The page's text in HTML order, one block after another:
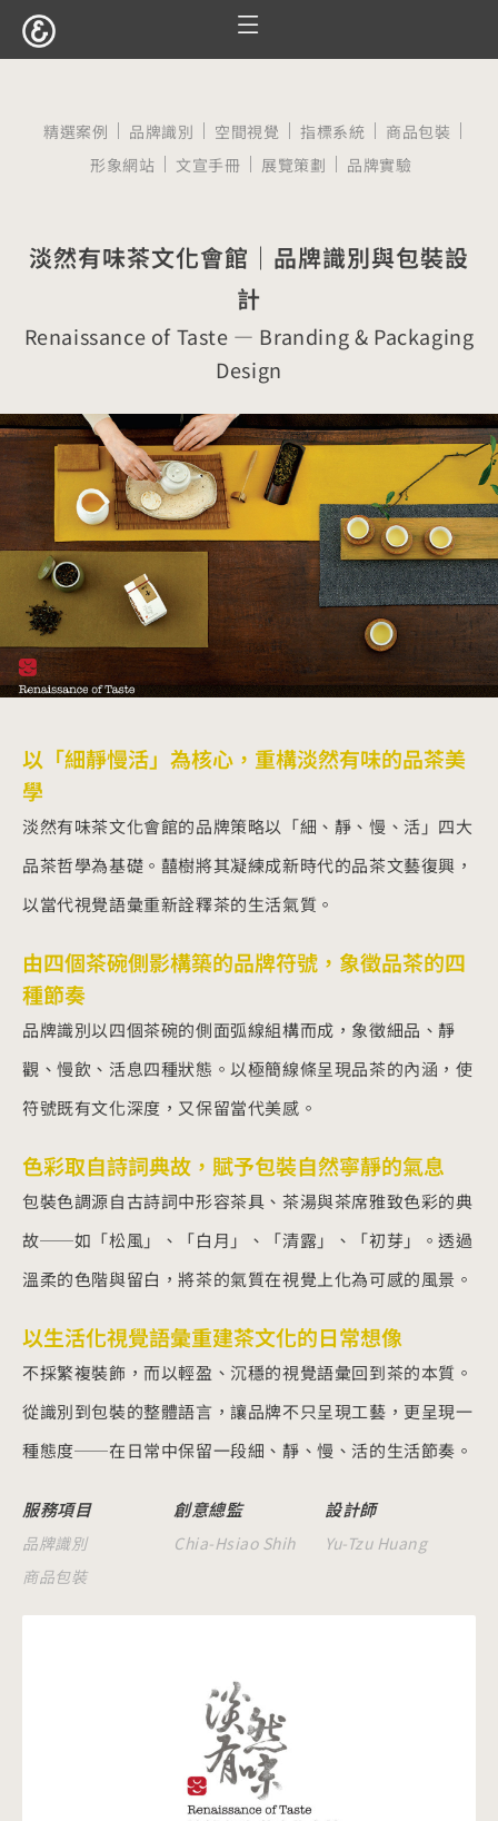
精選案例 品牌識別 空間視覺 指標系統
商品包裝
形象網站
文宣手冊 展覽策劃 品牌實驗
淡然有味茶文化會館｜品牌識別與包裝設
計
Renaissance of Taste — Branding & Packaging
Design
服務項目
品牌識別
商品包裝
創意總監
Chia-Hsiao Shih
設計師
Yu-Tzu Huang
以「細靜慢活」為核心，重構淡然有味的品茶美
學
淡然有味茶文化會館的品牌策略以「細、靜、慢、活」四大
品茶哲學為基礎。囍樹將其凝練成新時代的品茶文藝復興，
以當代視覺語彙重新詮釋茶的生活氣質。
由四個茶碗側影構築的品牌符號，象徵品茶的四
種節奏
品牌識別以四個茶碗的側面弧線組構而成，象徵細品、靜
觀、慢飲、活息四種狀態。以極簡線條呈現品茶的內涵，使
符號既有文化深度，又保留當代美感。
色彩取自詩詞典故，賦予包裝自然寧靜的氣息
包裝色調源自古詩詞中形容茶具、茶湯與茶席雅致色彩的典
故──如「松風」、「白月」、「清露」、「初芽」。透過
溫柔的色階與留白，將茶的氣質在視覺上化為可感的風景。
以生活化視覺語彙重建茶文化的日常想像
不採繁複裝飾，而以輕盈、沉穩的視覺語彙回到茶的本質。
從識別到包裝的整體語言，讓品牌不只呈現工藝，更呈現一
種態度──在日常中保留一段細、靜、慢、活的生活節奏。